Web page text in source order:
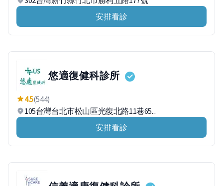
安排看診
悠適復健科診所
4.5(544)
105台灣台北市松山區光復北路11巷65...
安排看診